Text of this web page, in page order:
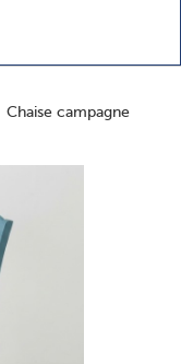
Chaise campagne